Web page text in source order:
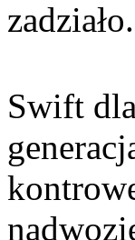
zadziało.
Swift